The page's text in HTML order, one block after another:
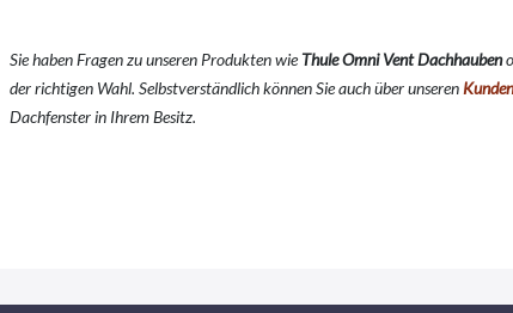
Sie haben Fragen zu unseren Produkten wieThule Omni Vent Dachhauben
der richtigen Wahl. Selbstverständlich können Sie auch über unseren
Dachfenster in Ihrem Besitz.